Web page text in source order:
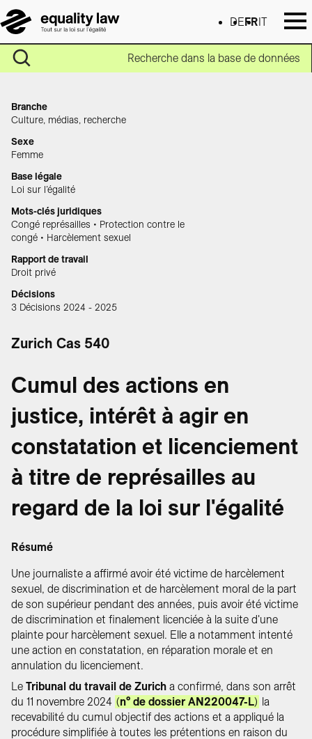
DE FR IT
Recherche dans la base de données
Branche
Culture, médias, recherche
Sexe
Femme
Base légale
Loi sur l’égalité
Mots-clés juridiques
Congé représailles • Protection contre le
congé • Harcèlement sexuel
Rapport de travail
Droit privé
Décisions
3 Décisions 2024 - 2025
Zurich Cas 540
Cumul des actions en
justice, intérêt à agir en
constatation et licenciement
à titre de représailles au
regard de la loi sur l'égalité
Résumé
Une journaliste a affirmé avoir été victime de harcèlement
sexuel, de discrimination et de harcèlement moral de la part
de son supérieur pendant des années, puis avoir été victime
de discrimination et finalement licenciée à la suite d'une
plainte pour harcèlement sexuel. Elle a notamment intenté
une action en constatation, en réparation morale et en
annulation du licenciement.
Le Tribunal du travail de Zurich a confirmé, dans son arrêt
du 11 novembre 2024 (n° de dossier AN220047-L) la
recevabilité du cumul objectif des actions et a appliqué la
procédure simplifiée à toutes les prétentions en raison du